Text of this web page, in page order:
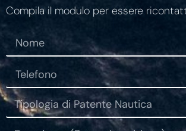
Compila il modulo per essere